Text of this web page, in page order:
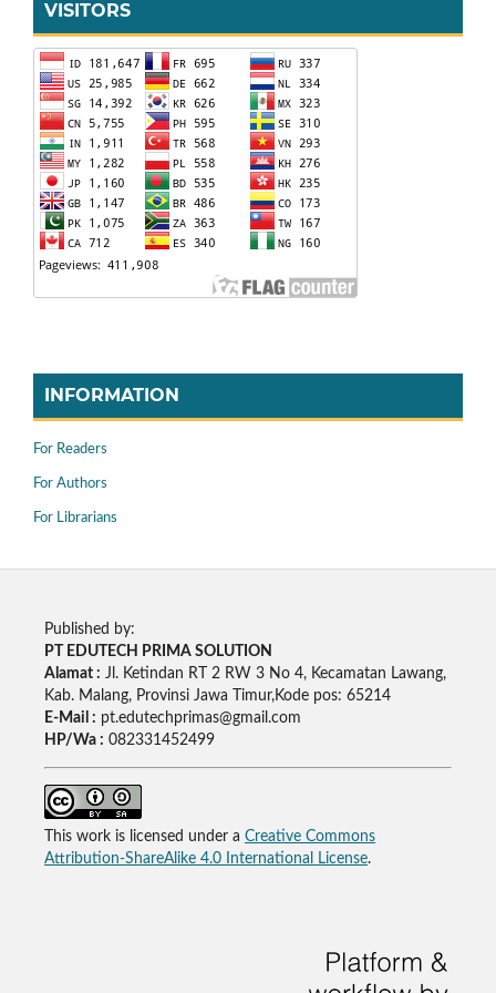
VISITORS
INFORMATION
For Readers
For Authors
For Librarians
Published by:
PT EDUTECH PRIMA SOLUTION
Alamat : Jl. Ketindan RT 2 RW 3 No 4, Kecamatan Lawang,
Kab. Malang, Provinsi Jawa Timur,Kode pos: 65214
E-Mail : pt.edutechprimas@gmail.com
HP/Wa : 082331452499
This work is licensed under a Creative Commons
Attribution-ShareAlike 4.0 International License.